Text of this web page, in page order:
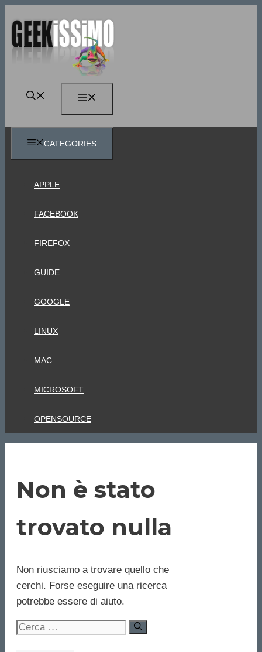
contenuto
CATEGORIES
APPLE
FACEBOOK
FIREFOX
GUIDE
GOOGLE
LINUX
MAC
MICROSOFT
OPENSOURCE
Non è stato
trovato nulla
Non riusciamo a trovare quello che
cerchi. Forse eseguire una ricerca
potrebbe essere di aiuto.
Ricerca